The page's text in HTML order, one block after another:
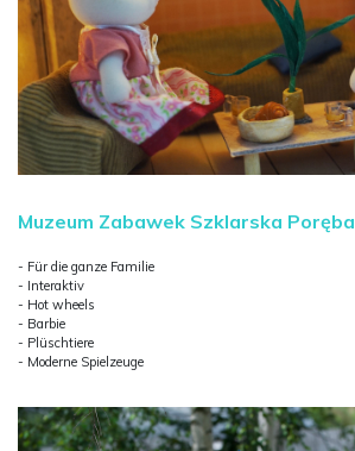
Muzeum Zabawek Szklarska Poręba
- Für die ganze Familie
- Interaktiv
- Hot wheels
- Barbie
- Plüschtiere
- Moderne Spielzeuge